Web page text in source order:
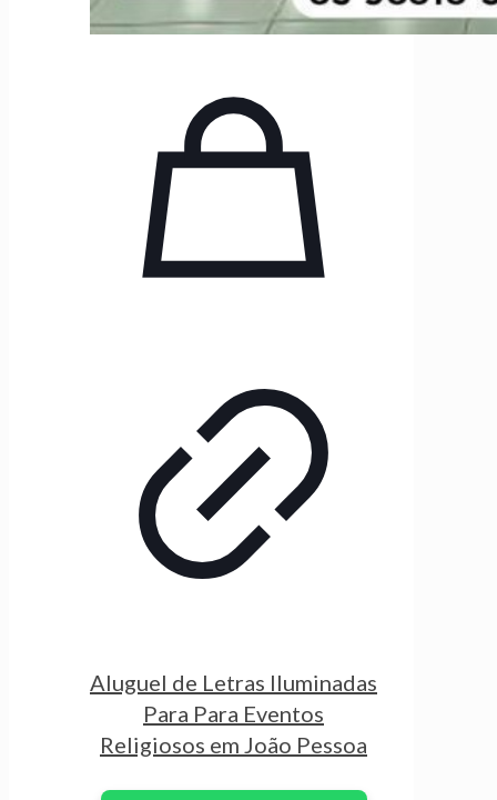
Aluguel de Letras Iluminadas
Para Para Eventos
Religiosos em João Pessoa